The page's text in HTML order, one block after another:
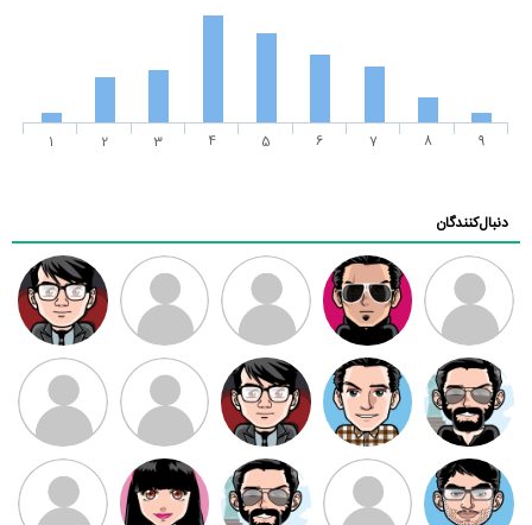
1 2 3 4 5 6 7 8 9
دنبال‌کنندگان
ممدرضا رضا کاظمی زهرا ~ ابتین
سید محمد
موسوی
مهدی فرهمند مهدی سلطانی داود رضیی
طرفدار میلی
بابی براون
کیوان کیانی